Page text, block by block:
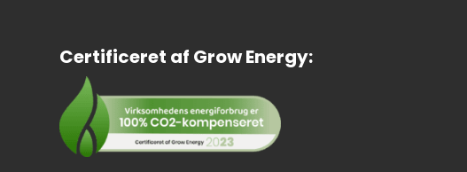
Certificeret af Grow Energy: